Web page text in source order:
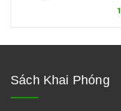
Sách Khai Phóng